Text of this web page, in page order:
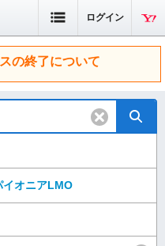
ログイン
の終了について
イオニアLMO